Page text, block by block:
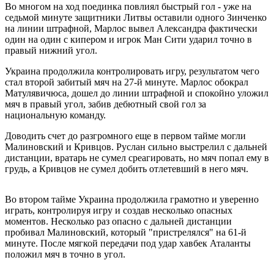
Во многом на ход поединка повлиял быстрый гол - уже на
седьмой минуте защитники Литвы оставили одного Зинченко
на линии штрафной, Марлос вывел Александра фактически
один на один с кипером и игрок Ман Сити ударил точно в
правый нижний угол.
Украина продолжила контролировать игру, результатом чего
стал второй забитый мяч на 27-й минуте. Марлос обокрал
Матулявичюса, дошел до линии штрафной и спокойно уложил
мяч в правый угол, забив дебютный свой гол за
национальную команду.
Доводить счет до разгромного еще в первом тайме могли
Малиновский и Кривцов. Руслан сильно выстрелил с дальней
дистанции, вратарь не сумел среагировать, но мяч попал ему в
грудь, а Кривцов не сумел добить отлетевший в него мяч.
Во втором тайме Украина продолжила грамотно и уверенно
играть, контролируя игру и создав несколько опасных
моментов. Несколько раз опасно с дальней дистанции
пробивал Малиновский, который "пристрелялся" на 61-й
минуте. После мягкой передачи под удар хавбек Аталанты
положил мяч в точно в угол.